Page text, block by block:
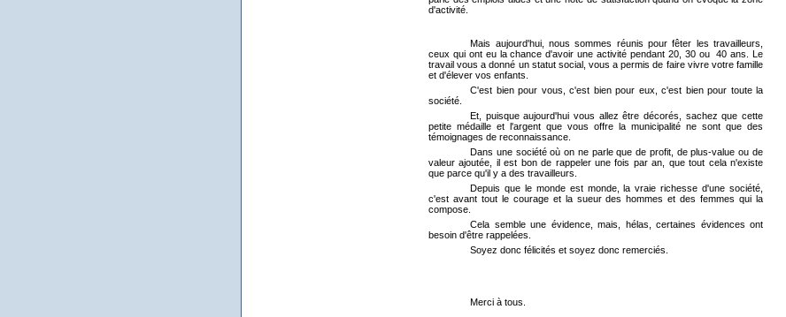
d'activité.
Mais aujourd'hui, nous sommes réunis pour fêter les travailleurs,
ceux qui ont eu la chance d'avoir une activité pendant 20, 30 ou
40 ans. Le
travail vous a donné un statut social, vous a permis de faire vivre votre famille
et d'élever vos enfants.
C'est bien pour vous, c'est bien pour eux, c'est bien pour toute la
société.
Et, puisque aujourd'hui vous allez être décorés, sachez que cette
petite médaille et l'argent que vous offre la municipalité ne sont que des
témoignages de reconnaissance.
Dans une société où on ne parle que de profit, de plus-value ou de
valeur ajoutée, il est bon de rappeler une fois par an, que tout cela n'existe
que parce qu'il y a des travailleurs.
Depuis que le monde est monde, la vraie richesse d'une société,
c'est avant tout le courage et la sueur des hommes et des femmes qui la
compose.
Cela semble une évidence, mais, hélas, certaines évidences ont
besoin d'être rappelées.
Soyez donc félicités et soyez donc remerciés.
Merci à tous.